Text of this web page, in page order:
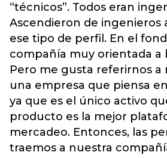
“técnicos”. Todos eran
Ascendieron de ingenieros
ese tipo de perfil. En el
compañía muy orientada a
Pero me gusta referirnos a
una empresa que piensa
ya que es el único activo
producto es la mejor
mercadeo. Entonces, las
traemos a nuestra